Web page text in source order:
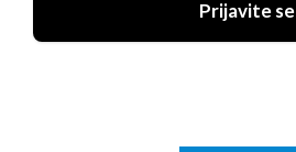
Prijavite se